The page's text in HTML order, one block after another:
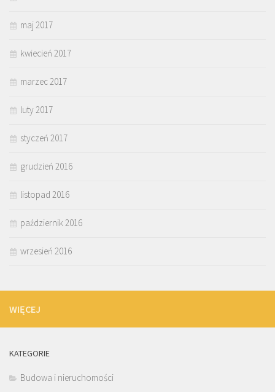
maj 2017
kwiecień 2017
marzec 2017
luty 2017
styczeń 2017
grudzień 2016
listopad 2016
październik 2016
wrzesień 2016
WIĘCEJ
KATEGORIE
Budowa i nieruchomości